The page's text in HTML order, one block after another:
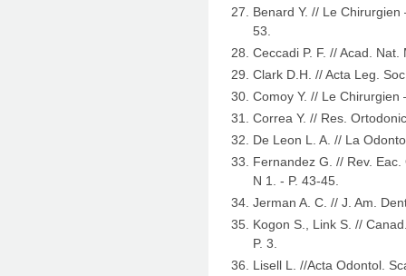
Benard Y. // Le
53.
Ceccadi P. F. // Acad.
Clark D.H. // Acta Leg.
Comoy Y. // Le
Correa Y. // Res.
De Leon L. A. // La
Fernandez G. // Rev.
N 1. - P. 43-45.
Jerman A. C. // J. Am.
Kogon S., Link S. //
P. 3.
Lisell L. //Acta Odontol.